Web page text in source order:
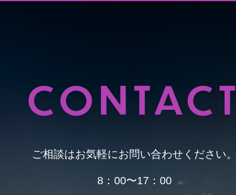
CONTACT
ご相談はお気軽にお問い合わせください。
8：00〜17：00